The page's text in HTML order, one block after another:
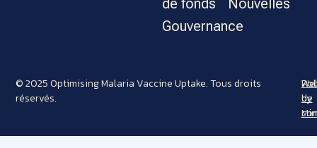
de fonds
Gouvernance
Nouvelles
© 2025 Optimising Malaria Vaccine Uptake. Tous droits
réservés.
de
by